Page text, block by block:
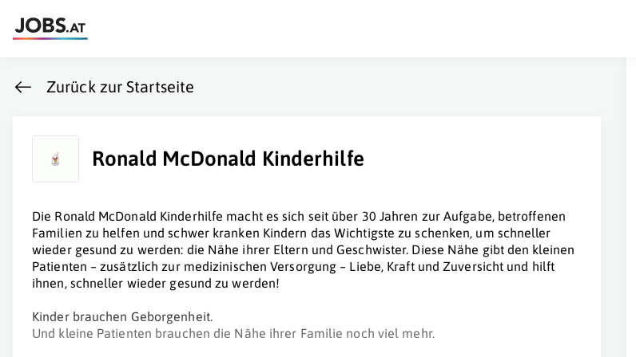
Zurück zur Startseite
Ronald McDonald Kinderhilfe
Die Ronald McDonald Kinderhilfe macht es sich seit über 30 Jahren zur Aufgabe, betroffenen
Familien zu helfen und schwer kranken Kindern das Wichtigste zu schenken, um schneller
wieder gesund zu werden: die Nähe ihrer Eltern und Geschwister. Diese Nähe gibt den kleinen
Patienten – zusätzlich zur medizinischen Versorgung – Liebe, Kraft und Zuversicht und hilft
ihnen, schneller wieder gesund zu werden!
Kinder brauchen Geborgenheit.
Und kleine Patienten brauchen die Nähe ihrer Familie noch viel mehr.